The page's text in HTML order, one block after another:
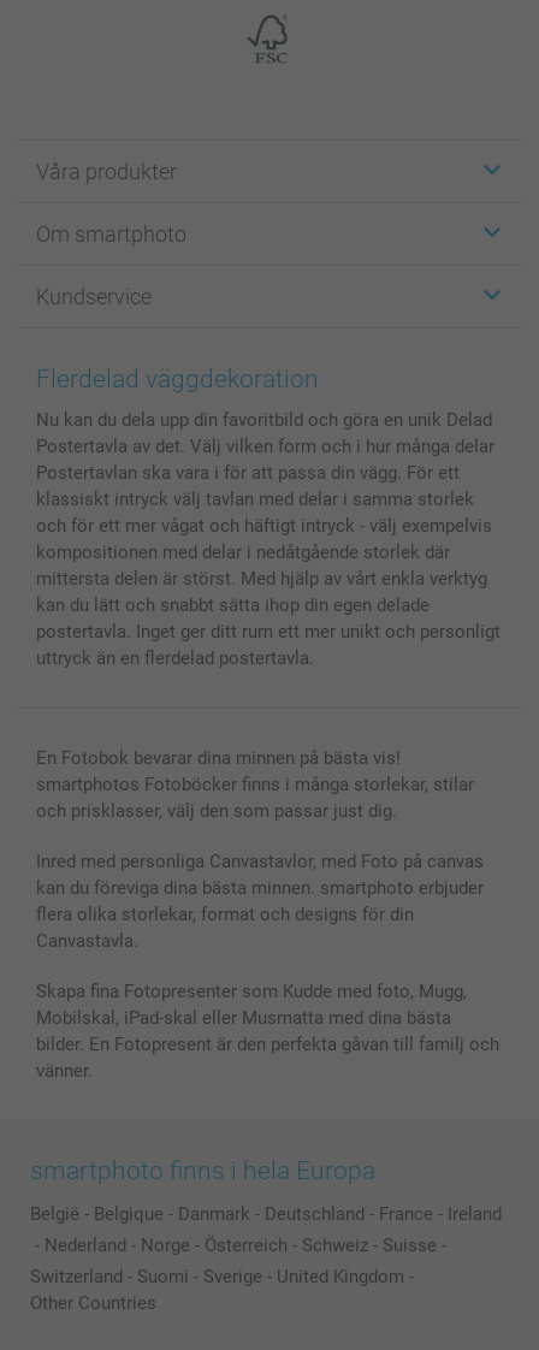
Våra produkter
Fotokort
Fotoböcker
Bilder, Fotoförstoring & Fotohäften
Skal till Mobil & Surfplatta
MyNameBook
Fotoalmanackor & Fotoagenda
Fotoramar & Tillbehör
Presentkort
Alla fotoprodukter
Om smartphoto
För affiliates
Cookie Policy
Villkor och garantier
Investor Relations
Kundservice
smartgaranti
Priser & betalning
Status på beställningar
Flerdelad väggdekoration
Nu kan du dela upp din favoritbild och göra en unik Delad
Postertavla av det. Välj vilken form och i hur många delar
Postertavlan ska vara i för att passa din vägg. För ett
klassiskt intryck välj tavlan med delar i samma storlek
och för ett mer vågat och häftigt intryck - välj exempelvis
kompositionen med delar i nedåtgående storlek där
mittersta delen är störst. Med hjälp av vårt enkla verktyg
kan du lätt och snabbt sätta ihop din egen delade
postertavla. Inget ger ditt rum ett mer unikt och personligt
uttryck än en flerdelad postertavla.
En Fotobok bevarar dina minnen på bästa vis!
smartphotos Fotoböcker finns i många storlekar, stilar
och prisklasser, välj den som passar just dig.
Inred med personliga Canvastavlor, med Foto på canvas
kan du föreviga dina bästa minnen. smartphoto erbjuder
flera olika storlekar, format och designs för din
Canvastavla.
Skapa fina Fotopresenter som Kudde med foto, Mugg,
Mobilskal, iPad-skal eller Musmatta med dina bästa
bilder. En Fotopresent är den perfekta gåvan till familj och
vänner.
smartphoto finns i hela Europa
België - Belgique - Danmark - Deutschland - France - Ireland
- Nederland - Norge - Österreich - Schweiz - Suisse -
Switzerland - Suomi - Sverige - United Kingdom -
Other Countries